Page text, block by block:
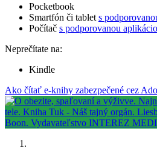
Pocketbook
Smartfón či tablet s
Počítač s podporovanou
Neprečítate na:
Kindle
Ako čítať e-knihy zabezpečené cez